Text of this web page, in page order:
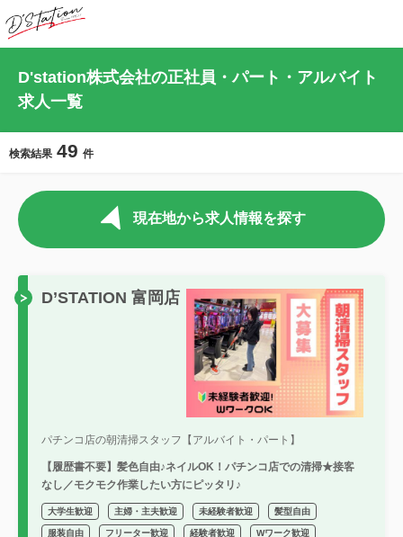
D'station株式会社の正社員・パート・アルバイト
求人一覧
検索結果 49 件
現在地から求人情報を探す
D’STATION 富岡店
パチンコ店の朝清掃スタッフ【アルバイト・パート】
【履歴書不要】髪色自由♪ネイルOK！パチンコ店での清掃★接客
なし／モクモク作業したい方にピッタリ♪
大学生歓迎 主婦・主夫歓迎 未経験者歓迎 髪型自由
服装自由 フリーター歓迎 経験者歓迎 Wワーク歓迎